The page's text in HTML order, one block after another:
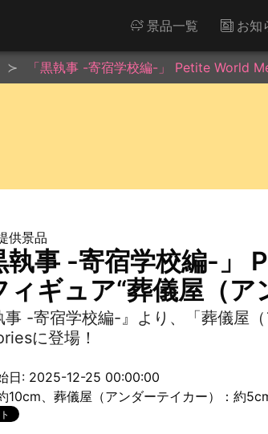
景品一覧 お知
「黒執事 -寄宿学校編-」 Petite World
供景品
執事 -寄宿学校編-
ィギュア“葬儀屋（ア
事 -寄宿学校編-』より、「葬儀屋
に登場！
日: 2025-12-25 00:00:00
10cm、葬儀屋（アンダーテイカー）：約